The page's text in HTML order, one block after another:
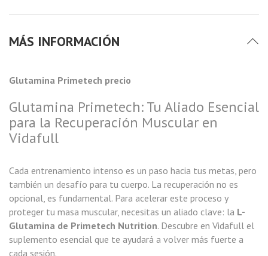
MÁS INFORMACIÓN
Glutamina Primetech precio
Glutamina Primetech: Tu Aliado Esencial
para la Recuperación Muscular en
Vidafull
Cada entrenamiento intenso es un paso hacia tus metas, pero
también un desafío para tu cuerpo. La recuperación no es
opcional, es fundamental. Para acelerar este proceso y
proteger tu masa muscular, necesitas un aliado clave: la L-
Glutamina de Primetech Nutrition. Descubre en Vidafull el
suplemento esencial que te ayudará a volver más fuerte a
cada sesión.